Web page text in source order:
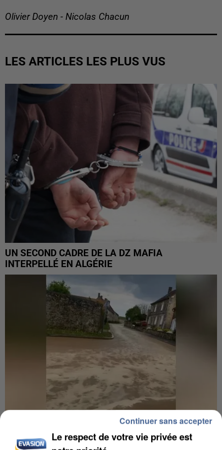
Olivier Doyen - Nicolas Chacun
LES ARTICLES LES PLUS VUS
UN SECOND CADRE DE LA DZ MAFIA
INTERPELLÉ EN ALGÉRIE
UNE TOURISTE DE L’OISE EMPORTÉE PAR UNE
Le respect de votre vie privée est
Continuer sans accepter